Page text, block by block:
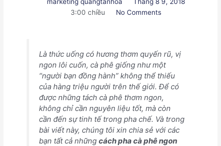
marketing quangtanhoa
Tháng 8 9, 2018
3:00 chiều
No Comments
Là thức uống có hương thơm quyến rũ, vị
ngon lôi cuốn, cà phê giống như một
“người bạn đồng hành” không thể thiếu
của hàng triệu người trên thế giới. Để có
được những tách cà phê thơm ngon,
không chỉ cần nguyên liệu tốt, mà còn
cần đến sự tinh tế trong pha chế. Và trong
bài viết này, chúng tôi xin chia sẻ với các
bạn tất cả những cách pha cà phê ngon